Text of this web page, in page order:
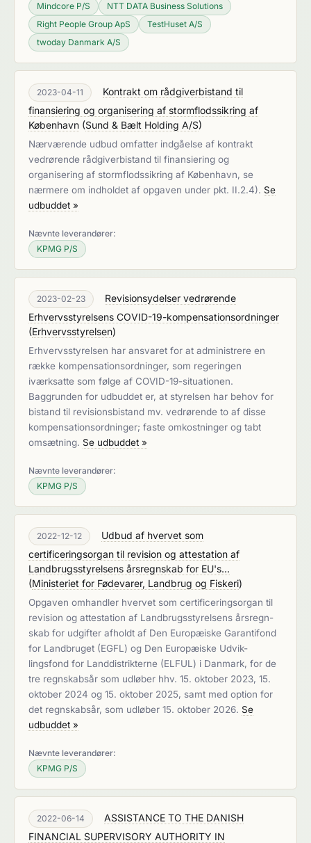
Mindcore P/S
NTT DATA Business Solutions
Right People Group ApS
TestHuset A/S
twoday Danmark A/S
2023-04-11
Kontrakt om rådgiverbistand til
finansiering og organisering af stormflodssikring af
København (Sund & Bælt Holding A/S)
Nærværende udbud omfatter indgåelse af kontrakt
vedrørende rådgiverbistand til finansiering og
organisering af stormflodssikring af København, se
nærmere om indholdet af opgaven under pkt. II.2.4). Se
udbuddet »
Nævnte leverandører:
KPMG P/S
2023-02-23
Revisionsydelser vedrørende
Erhvervsstyrelsens COVID-19-kompensationsordninger
(Erhvervsstyrelsen)
Erhvervsstyrelsen har ansvaret for at administrere en
række kompensationsordninger, som regeringen
iværksatte som følge af COVID-19-situationen.
Baggrunden for udbuddet er, at styrelsen har behov for
bistand til revisionsbistand mv. vedrørende to af disse
kompensationsordninger; faste omkostninger og tabt
omsætning. Se udbuddet »
Nævnte leverandører:
KPMG P/S
2022-12-12
Udbud af hvervet som
certificeringsorgan til revision og attestation af
Landbrugsstyrelsens årsregnskab for EU's...
(Ministeriet for Fødevarer, Landbrug og Fiskeri)
Opgaven omhandler hvervet som certificeringsorgan til
revision og attestation af Landbrugsstyrelsens årsregn-
skab for udgifter afholdt af Den Europæiske Garantifond
for Landbruget (EGFL) og Den Europæiske Udvik-
lingsfond for Landdistrikterne (ELFUL) i Danmark, for de
tre regnskabsår som udløber hhv. 15. oktober 2023, 15.
oktober 2024 og 15. oktober 2025, samt med option for
det regnskabsår, som udløber 15. oktober 2026. Se
udbuddet »
Nævnte leverandører:
KPMG P/S
2022-06-14
ASSISTANCE TO THE DANISH
FINANCIAL SUPERVISORY AUTHORITY IN